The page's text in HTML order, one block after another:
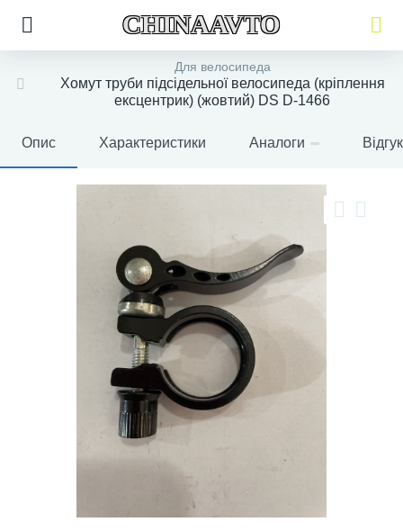
CHINAAVTO
Для велосипеда
Хомут труби підсідельної велосипеда (кріплення
ексцентрик) (жовтий) DS D-1466
Опис Характеристики Аналоги